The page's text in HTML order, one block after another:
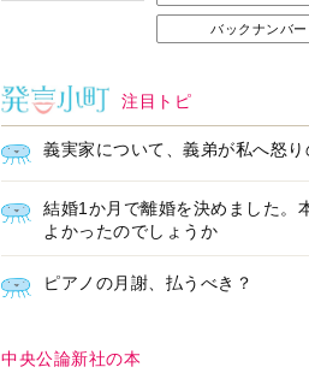
バックナンバー
注目トピ
義実家について、義弟が私へ怒
結婚1か月で離婚を決めました。
よかったのでしょうか
ピアノの月謝、払うべき？
中央公論新社の本